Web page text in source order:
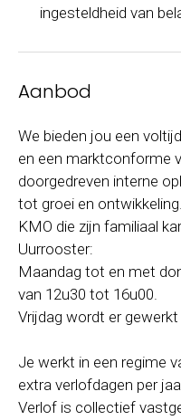
ingesteldheid van
Aanbod
We bieden jou een
en een marktconforme
doorgedreven interne
tot groei en
KMO die zijn familiaal
Uurrooster:
Maandag tot en met
van 12u30 tot 16u00.
Vrijdag wordt er
Je werkt in een regime
extra verlofdagen per
Verlof is collectief